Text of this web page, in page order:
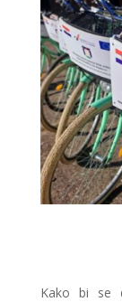
Kako bi se